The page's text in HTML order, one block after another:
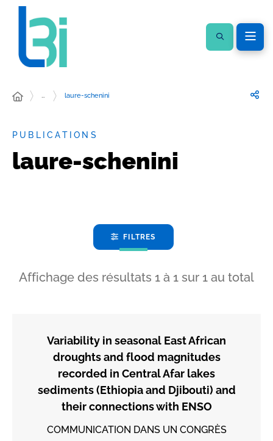
… laure-schenini
PUBLICATIONS
laure-schenini
FILTRES
Affichage des résultats 1 à 1 sur 1 au total
Variability in seasonal East African
droughts and flood magnitudes
recorded in Central Afar lakes
sediments (Ethiopia and Djibouti) and
their connections with ENSO
COMMUNICATION DANS UN CONGRÈS